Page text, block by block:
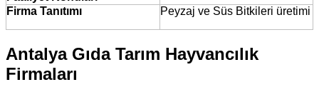
Firma Tanıtımı
Peyzaj ve Süs Bitkileri üretimi
Antalya Gıda Tarım Hayvancılık
Firmaları